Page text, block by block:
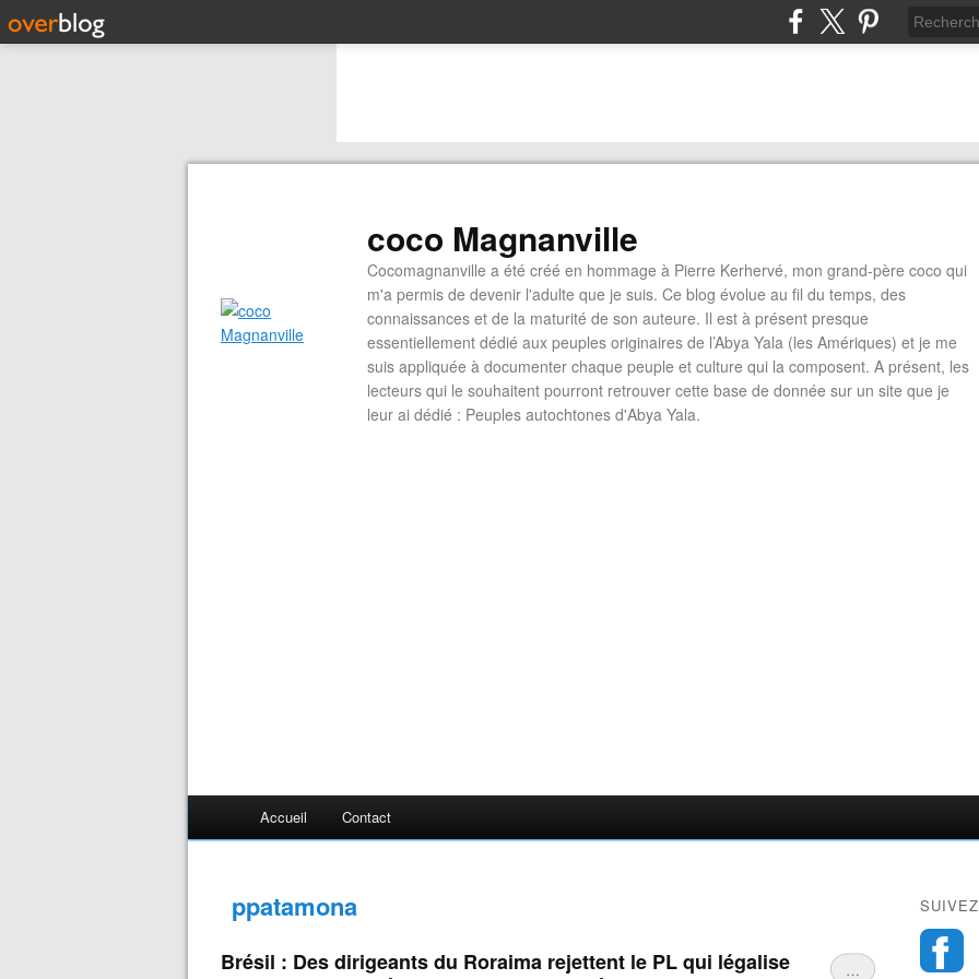
coco Magnanville
Cocomagnanville a été créé en hommage à Pierre Kerhervé, mon grand-père coco qui
m'a permis de devenir l'adulte que je suis. Ce blog évolue au fil du temps, des
connaissances et de la maturité de son auteure. Il est à présent presque
essentiellement dédié aux peuples originaires de l’Abya Yala (les Amériques) et je me
suis appliquée à documenter chaque peuple et culture qui la composent. A présent, les
lecteurs qui le souhaitent pourront retrouver cette base de donnée sur un site que je
leur ai dédié : Peuples autochtones d'Abya Yala.
Accueil Contact
ppatamona
…
Brésil : Des dirigeants du Roraima rejettent le PL qui légalise